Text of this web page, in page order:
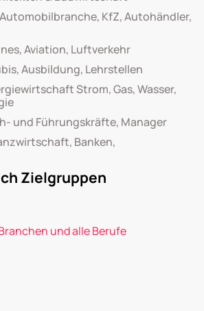
KfZ, Autohändler,
Aviation, Luftverkehr
Ausbildung, Lehrstellen
Strom, Gas, Wasser,
und Führungskräfte, Manager
Banken,
Zielgruppen
und alle Berufe